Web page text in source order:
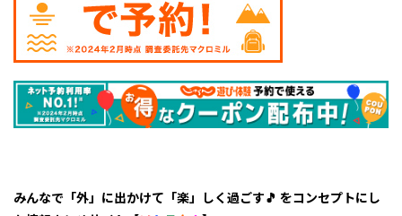
みんなで「外」に出かけて「楽」しく過ごす🎵 をコンセプトにし